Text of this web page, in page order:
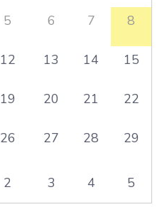
5 6 7 8
12 13 14 15
19 20 21 22
26 27 28 29
2 3 4 5